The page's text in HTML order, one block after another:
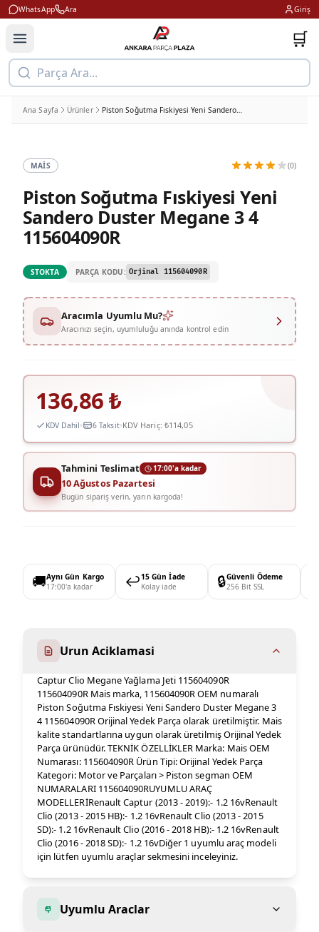
WhatsApp Ara Giriş
🛒
Parça Ara...
Ana Sayfa Ürünler Piston Soğutma Fıskiyesi Yeni Sandero Duster Megane 3 4 115604090R
MAIS (0)
Piston Soğutma Fıskiyesi Yeni
Sandero Duster Megane 3 4
115604090R
STOKTA PARÇA KODU: Orjinal 115604090R
Aracımla Uyumlu Mu?
Aracınızı seçin, uyumluluğu anında kontrol edin
136,86₺
KDV Dahil 6 Taksit KDV Hariç: ₺114,05
Tahmini Teslimat 17:00'a kadar
10 Ağustos Pazartesi
Bugün sipariş verin, yarın kargoda!
🚚Aynı Gün Kargo
17:00'a kadar
↩️15 Gün İade
Kolay iade
🔒Güvenli Ödeme
256 Bit SSL
Urun Aciklamasi
Captur Clio Megane Yağlama Jeti 115604090R
115604090R Mais marka, 115604090R OEM numaralı
Piston Soğutma Fıskiyesi Yeni Sandero Duster Megane 3
4 115604090R Orijinal Yedek Parça olarak üretilmiştir. Mais
kalite standartlarına uygun olarak üretilmiş Orijinal Yedek
Parça ürünüdür. TEKNİK ÖZELLİKLER Marka: Mais OEM
Numarası: 115604090R Ürün Tipi: Orijinal Yedek Parça
Kategori: Motor ve Parçaları > Piston segman OEM
NUMARALARI 115604090RUYUMLU ARAÇ
MODELLERİRenault Captur (2013 - 2019):- 1.2 16vRenault
Clio (2013 - 2015 HB):- 1.2 16vRenault Clio (2013 - 2015
SD):- 1.2 16vRenault Clio (2016 - 2018 HB):- 1.2 16vRenault
Clio (2016 - 2018 SD):- 1.2 16vDiğer 1 uyumlu araç modeli
için lütfen uyumlu araçlar sekmesini inceleyiniz.
Uyumlu Araclar